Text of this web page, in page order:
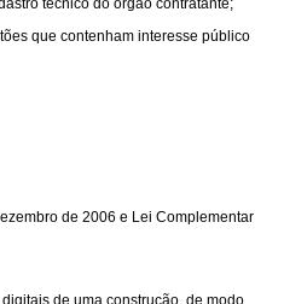
técnico do órgão contratante;
que contenham interesse público
de 2006 e Lei Complementar
de uma construção, de modo